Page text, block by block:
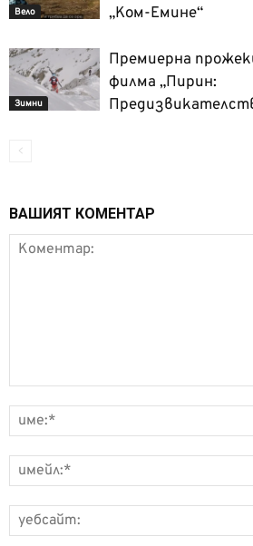
Вело
„Ком-Емине“
Зимни
Премиерна
филма „Пирин:
ВАШИЯТ КОМЕНТАР